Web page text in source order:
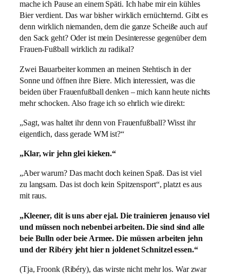
mache ich Pause an einem Späti. Ich habe mir ein kühles
Bier verdient. Das war bisher wirklich ernüchternd. Gibt es
denn wirklich niemanden, dem die ganze Scheiße auch auf
den Sack geht? Oder ist mein Desinteresse gegenüber dem
Frauen-Fußball wirklich zu radikal?
Zwei Bauarbeiter kommen an meinen Stehtisch in der
Sonne und öffnen ihre Biere. Mich interessiert, was die
beiden über Frauenfußball denken – mich kann heute nichts
mehr schocken. Also frage ich so ehrlich wie direkt:
„Sagt, was haltet ihr denn von Frauenfußball? Wisst ihr
eigentlich, dass gerade WM ist?“
„Klar, wir jehn glei kieken.“
„Aber warum? Das macht doch keinen Spaß. Das ist viel
zu langsam. Das ist doch kein Spitzensport“, platzt es aus
mit raus.
„Kleener, dit is uns aber ejal. Die trainieren jenauso viel
und müssen noch nebenbei arbeiten. Die sind sind alle
beie Bulln oder beie Armee. Die müssen arbeiten jehn
und der Ribéry jeht hier n joldenet Schnitzel essen.“
(Tja, Froonk (Ribéry), das wirste nicht mehr los. War zwar